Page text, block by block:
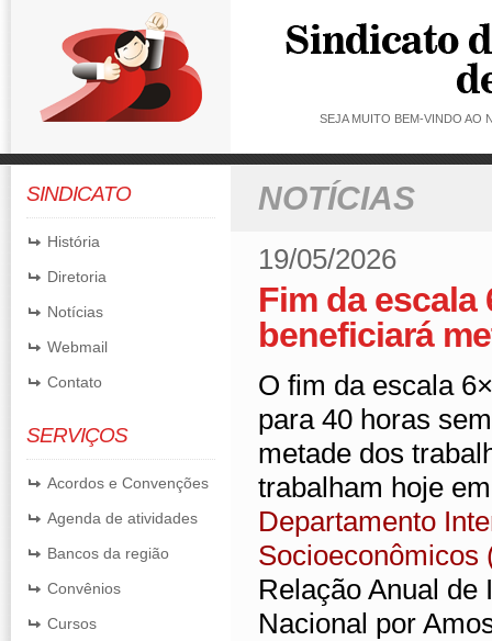
SEJA MUITO BEM-VINDO
SINDICATO
História
Diretoria
Notícias
Webmail
Contato
SERVIÇOS
Acordos e Convenções
Agenda de atividades
Bancos da região
Convênios
Cursos
NOTÍCIAS
19/05/2026
Fim da escala
beneficiará
O fim da escala
para 40 horas
metade dos
trabalham hoje
Departamento
Socioeconômicos
Relação Anual de
Nacional por